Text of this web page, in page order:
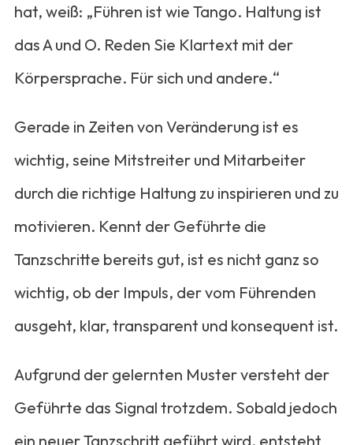
hat, weiß: „Führen ist wie Tango. Haltung ist
das A und O. Reden Sie Klartext mit der
Körpersprache. Für sich und andere.“
Gerade in Zeiten von Veränderung ist es
wichtig, seine Mitstreiter und Mitarbeiter
durch die richtige Haltung zu inspirieren und zu
motivieren. Kennt der Geführte die
Tanzschritte bereits gut, ist es nicht ganz so
wichtig, ob der Impuls, der vom Führenden
ausgeht, klar, transparent und konsequent ist.
Aufgrund der gelernten Muster versteht der
Geführte das Signal trotzdem. Sobald jedoch
ein neuer Tanzschritt geführt wird, entsteht